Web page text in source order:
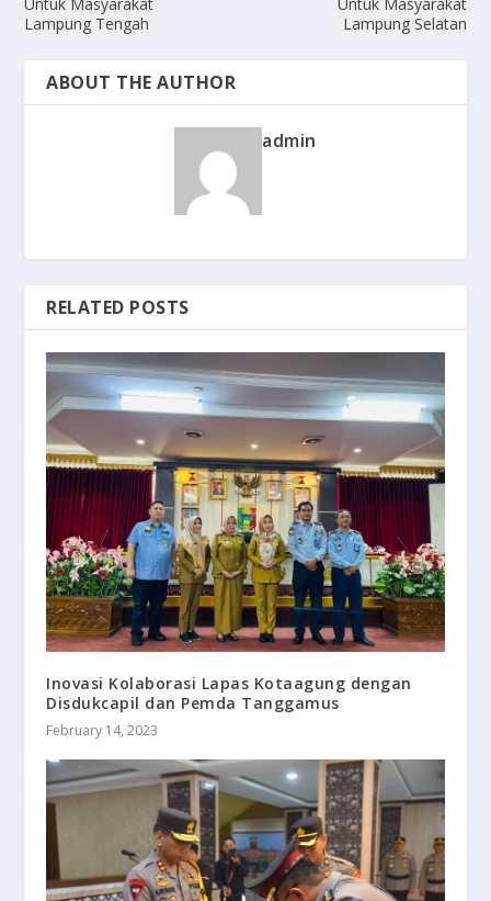
Untuk Masyarakat
Lampung Tengah
Untuk Masyarakat
Lampung Selatan
ABOUT THE AUTHOR
admin
RELATED POSTS
Inovasi Kolaborasi Lapas Kotaagung dengan
Disdukcapil dan Pemda Tanggamus
February 14, 2023